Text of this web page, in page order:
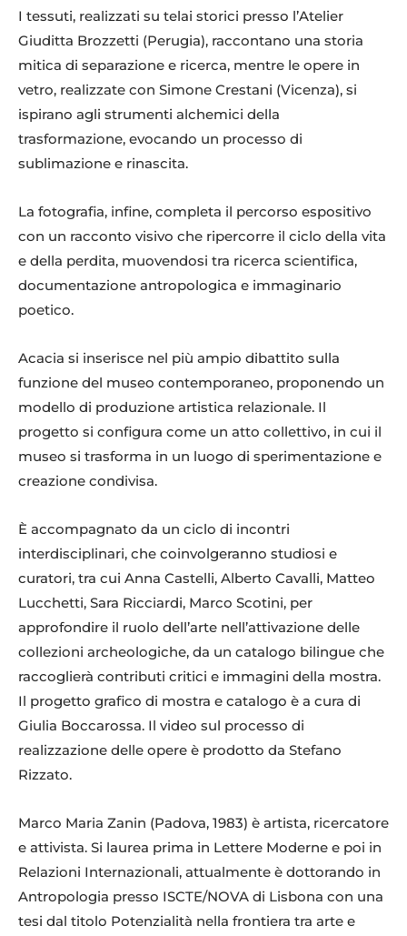
I tessuti, realizzati su telai storici presso l’Atelier
Giuditta Brozzetti (Perugia), raccontano una storia
mitica di separazione e ricerca, mentre le opere in
vetro, realizzate con Simone Crestani (Vicenza), si
ispirano agli strumenti alchemici della
trasformazione, evocando un processo di
sublimazione e rinascita.
La fotografia, infine, completa il percorso espositivo
con un racconto visivo che ripercorre il ciclo della vita
e della perdita, muovendosi tra ricerca scientifica,
documentazione antropologica e immaginario
poetico.
Acacia si inserisce nel più ampio dibattito sulla
funzione del museo contemporaneo, proponendo un
modello di produzione artistica relazionale. Il
progetto si configura come un atto collettivo, in cui il
museo si trasforma in un luogo di sperimentazione e
creazione condivisa.
È accompagnato da un ciclo di incontri
interdisciplinari, che coinvolgeranno studiosi e
curatori, tra cui Anna Castelli, Alberto Cavalli, Matteo
Lucchetti, Sara Ricciardi, Marco Scotini, per
approfondire il ruolo dell’arte nell’attivazione delle
collezioni archeologiche, da un catalogo bilingue che
raccoglierà contributi critici e immagini della mostra.
Il progetto grafico di mostra e catalogo è a cura di
Giulia Boccarossa. Il video sul processo di
realizzazione delle opere è prodotto da Stefano
Rizzato.
Marco Maria Zanin (Padova, 1983) è artista, ricercatore
e attivista. Si laurea prima in Lettere Moderne e poi in
Relazioni Internazionali, attualmente è dottorando in
Antropologia presso ISCTE/NOVA di Lisbona con una
tesi dal titolo Potenzialità nella frontiera tra arte e